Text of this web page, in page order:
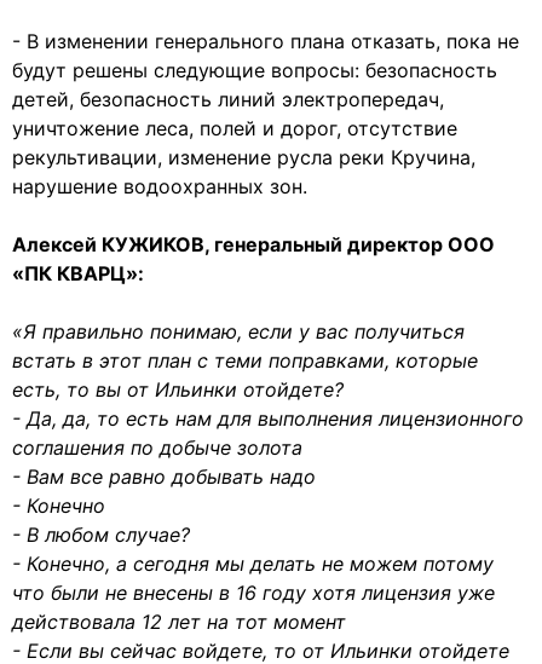
- В изменении генерального плана отказать, пока не
будут решены следующие вопросы: безопасность
детей, безопасность линий электропередач,
уничтожение леса, полей и дорог, отсутствие
рекультивации, изменение русла реки Кручина,
нарушение водоохранных зон.
Алексей КУЖИКОВ, генеральный директор ООО
«ПК КВАРЦ»:
«Я правильно понимаю, если у вас получиться
встать в этот план с теми поправками, которые
есть, то вы от Ильинки отойдете?
- Да, да, то есть нам для выполнения лицензионного
соглашения по добыче золота
- Вам все равно добывать надо
- Конечно
- В любом случае?
- Конечно, а сегодня мы делать не можем потому
что были не внесены в 16 году хотя лицензия уже
действовала 12 лет на тот момент
- Если вы сейчас войдете, то от Ильинки отойдете